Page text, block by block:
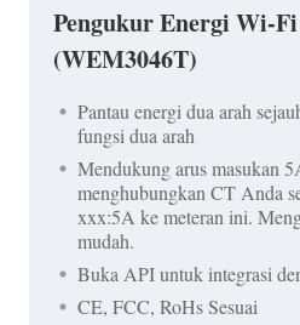
Pengukur Energi Wi-Fi
(WEM3046T)
Pantau energi dua arah
fungsi dua arah
Mendukung arus masukan
menghubungkan CT Anda
xxx:5A ke meteran ini.
mudah.
Buka API untuk integrasi
CE, FCC, RoHs Sesuai